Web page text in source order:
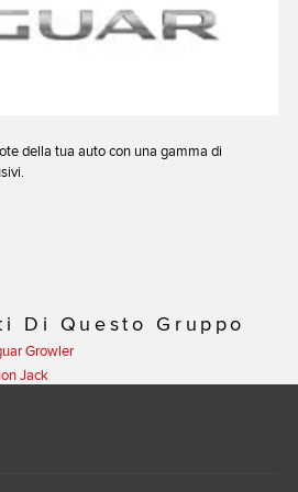
della tua auto con una gamma di
Di Questo Gruppo
Growler
Jack